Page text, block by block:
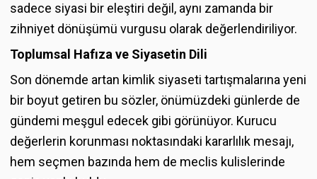
sadece siyasi bir eleştiri değil, aynı zamanda bir
zihniyet dönüşümü vurgusu olarak değerlendiriliyor.
Toplumsal Hafıza ve Siyasetin Dili
Son dönemde artan kimlik siyaseti tartışmalarına yeni
bir boyut getiren bu sözler, önümüzdeki günlerde de
gündemi meşgul edecek gibi görünüyor. Kurucu
değerlerin korunması noktasındaki kararlılık mesajı,
hem seçmen bazında hem de meclis kulislerinde